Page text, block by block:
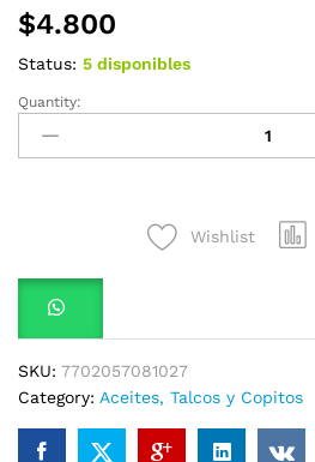
$4.800
Status: 5 disponibles
Talco
Yodora
x
Quantity:
Wishlist
SKU: 7702057081027
Category: Aceites, Talcos y Copitos